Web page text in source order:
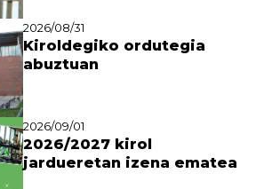
2026/08/31
Kiroldegiko ordutegia
abuztuan
2026/09/01
2026/2027 kirol
jardueretan izena ematea